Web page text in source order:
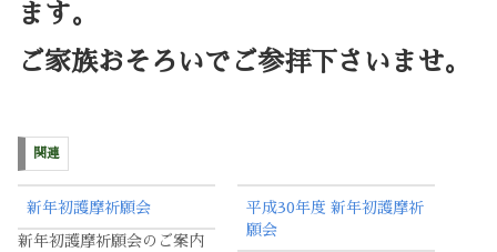
ます。
ご家族おそろいでご参拝下さいませ。
関連
新年初護摩祈願会
新年初護摩祈願会のご案内
平成30年度 新年初護摩祈
願会